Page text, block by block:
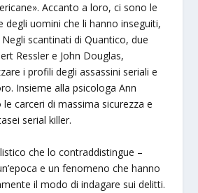
Accanto a loro, ci sono le
degli uomini che li hanno inseguiti,
scantinati di Quantico, due
Ressler e John Douglas,
i profili degli assassini seriali e
Insieme alla psicologa Ann
carceri di massima sicurezza e
serial killer.
che lo contraddistingue –
e un fenomeno che hanno
il modo di indagare sui delitti.